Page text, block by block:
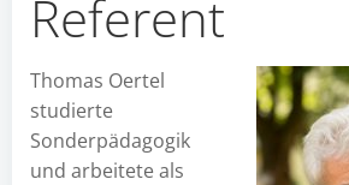
Referent
Thomas Oertel
studierte
Sonderpädagogik
und arbeitete als